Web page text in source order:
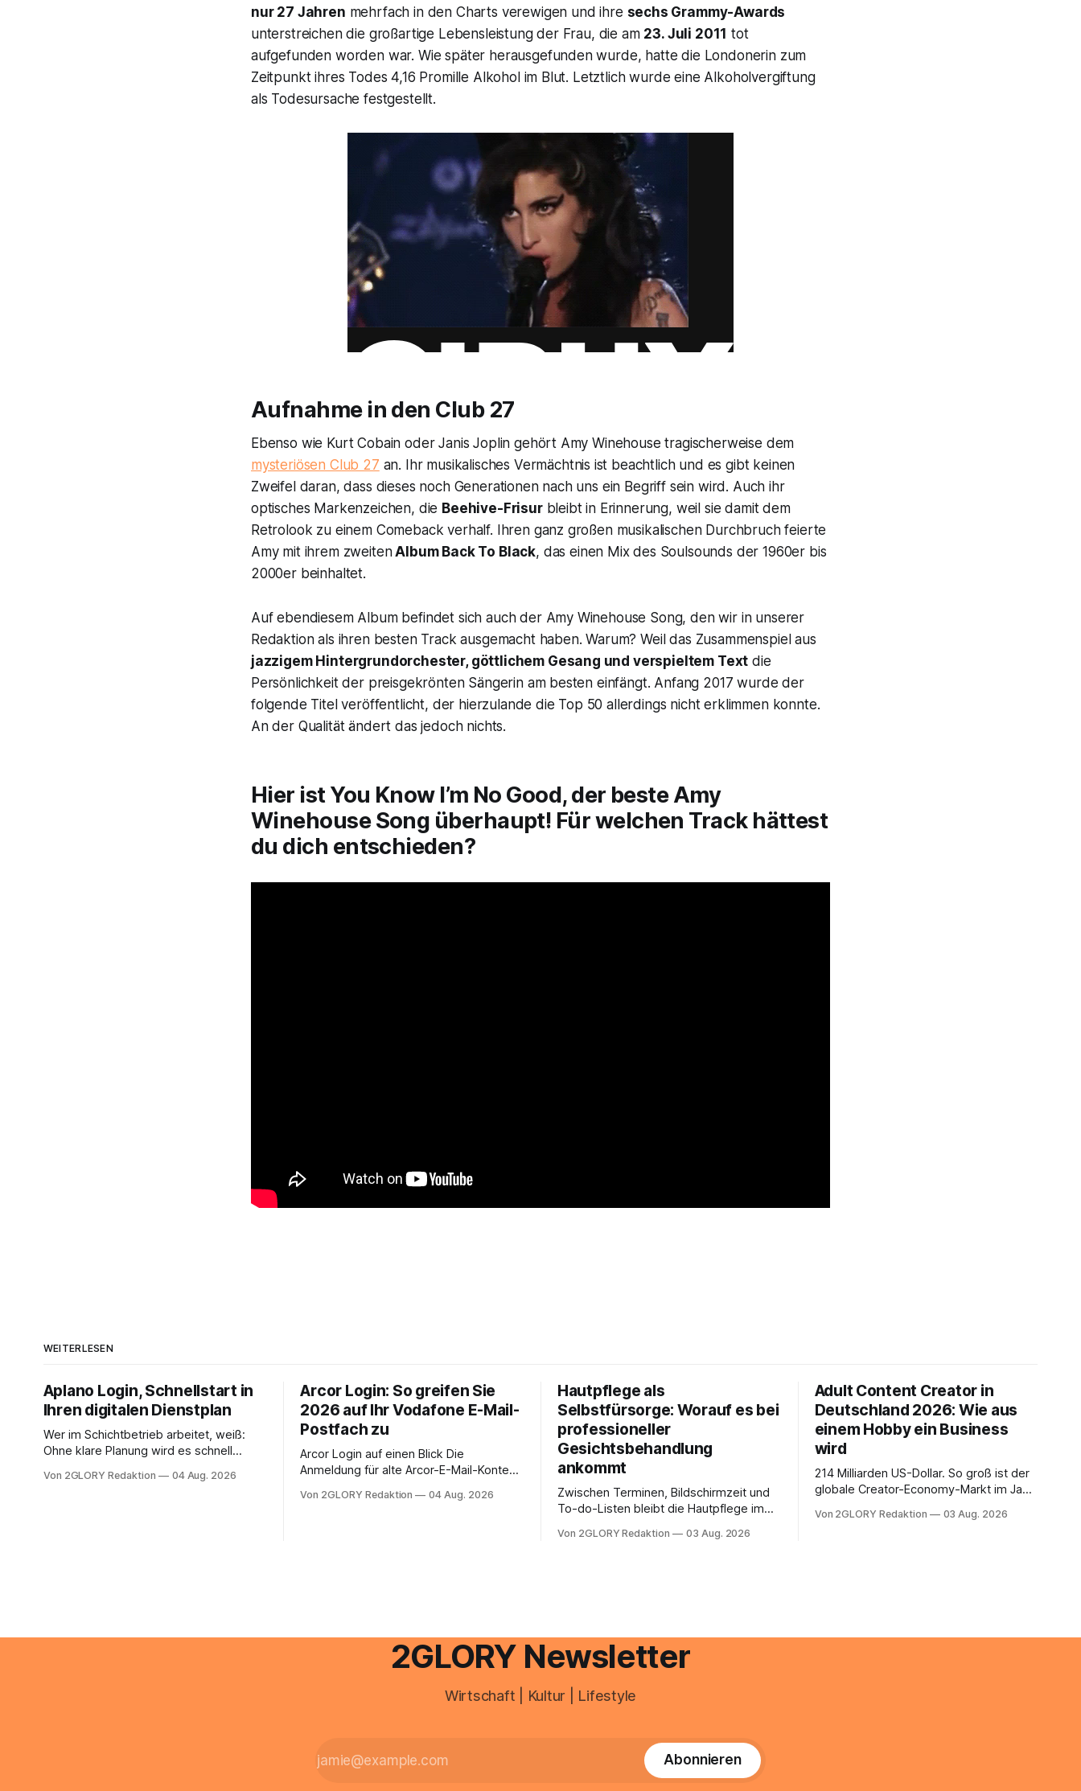
nur 27 Jahren mehrfach in den Charts verewigen und ihre sechs Grammy-Awards
unterstreichen die großartige Lebensleistung der Frau, die am 23. Juli 2011 tot
aufgefunden worden war. Wie später herausgefunden wurde, hatte die Londonerin zum
Zeitpunkt ihres Todes 4,16 Promille Alkohol im Blut. Letztlich wurde eine Alkoholvergiftung
als Todesursache festgestellt.
Aufnahme in den Club 27
Ebenso wie Kurt Cobain oder Janis Joplin gehört Amy Winehouse tragischerweise dem
mysteriösen Club 27 an. Ihr musikalisches Vermächtnis ist beachtlich und es gibt keinen
Zweifel daran, dass dieses noch Generationen nach uns ein Begriff sein wird. Auch ihr
optisches Markenzeichen, die Beehive-Frisurbleibt in Erinnerung, weil sie damit dem
Retrolook zu einem Comeback verhalf. Ihren ganz großen musikalischen Durchbruch feierte
Amy mit ihrem zweitenAlbumBack To Black, das einen Mix des Soulsounds der 1960er bis
2000er beinhaltet.
Auf ebendiesem Album befindet sich auch der Amy Winehouse Song, den wir in unserer
Redaktion als ihren besten Track ausgemacht haben. Warum? Weil das Zusammenspiel aus
jazzigem Hintergrundorchester, göttlichem Gesang und verspieltem Text die
Persönlichkeit der preisgekrönten Sängerin am besten einfängt. Anfang 2017 wurde der
folgende Titel veröffentlicht, der hierzulande die Top 50 allerdings nicht erklimmen konnte.
An der Qualität ändert das jedoch nichts.
Hier istYou Know I’m No Good, der beste Amy
Winehouse Song überhaupt! Für welchen Track hättest
du dich entschieden?
WEITERLESEN
Aplano Login, Schnellstart in
Ihren digitalen Dienstplan
Wer im Schichtbetrieb arbeitet, weiß:
Ohne klare Planung wird es schnell
zentraler Zugangspunkt, um dienstpläne,
Von 2GLORY Redaktion 04 Aug. 2026
Arcor Login: So greifen Sie
2026 auf Ihr Vodafone E-Mail-
Postfach zu
Arcor Login auf einen Blick Die
Anmeldung für alte Arcor-E-Mail-Konten
noch eine e mail adresse mit der Endung
Von 2GLORY Redaktion 04 Aug. 2026
Hautpflege als
Selbstfürsorge: Worauf es bei
professioneller
Gesichtsbehandlung
ankommt
Zwischen Terminen, Bildschirmzeit und
To-do-Listen bleibt die Hautpflege im
schnell abschminken, morgens eine
Unreinheiten. Professionelle
Von 2GLORY Redaktion 03 Aug. 2026
Adult Content Creator in
Deutschland 2026: Wie aus
einem Hobby ein Business
wird
214 Milliarden US-Dollar. So groß ist der
globale Creator-Economy-Markt im Jahr
22 Prozent. Was lange als
Von 2GLORY Redaktion 03 Aug. 2026
2GLORY Newsletter
Wirtschaft | Kultur | Lifestyle
Abonnieren